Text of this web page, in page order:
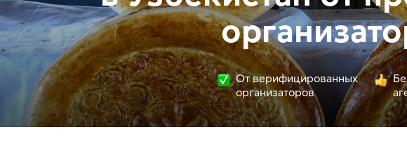
От верифицированных
организаторов